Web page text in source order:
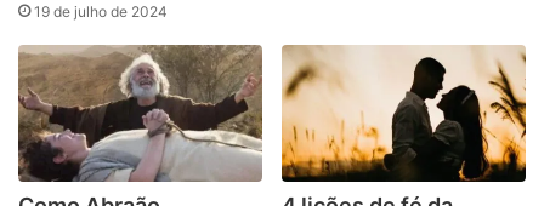
19 de julho de 2024